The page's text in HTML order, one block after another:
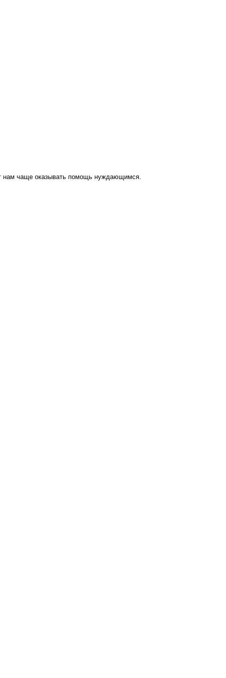
нам чаще оказывать помощь нуждающимся.